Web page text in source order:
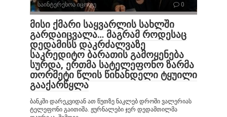
საინტერესოა იცოდე 0
მისი ქმარი საყვარლის სახლში
გარდაიცვალა… მაგრამ როდესაც
დედამისს დაკრძალვაზე
საკრედიტო ბარათის გამოყენება
სურდა, ერთმა სატელეფონო ზარმა
თორმეტი წლის წინანდელი ტყუილი
გააქარწყლა
ბანკში დარეკვიდან ათ წუთზე ნაკლებ დროში ვალერიას
ტელეფონი გაითიშა. ჟურნალები ჯერ დედამთილმა